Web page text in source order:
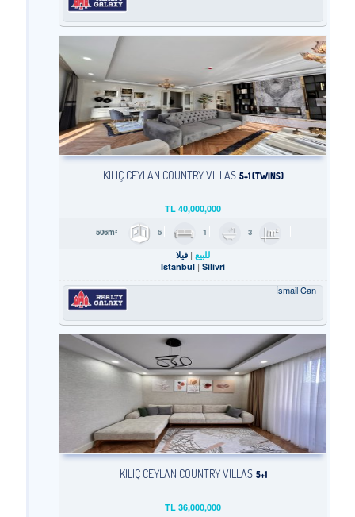
KILIÇ CEYLAN COUNTRY VILLAS 5+1 (TWINS)
TL 40,000,000
506m²
5 1 3
للبيع
فيلا
Istanbul
Silivri
İsmail Can
KILIÇ CEYLAN COUNTRY VILLAS 5+1
TL 36,000,000